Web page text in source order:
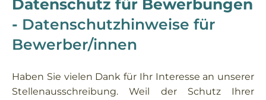
Datenschutz für Bewerbungen
- Datenschutzhinweise für
Bewerber/innen
Haben Sie vielen Dank für Ihr Interesse an unserer
Stellenausschreibung. Weil der Schutz Ihrer